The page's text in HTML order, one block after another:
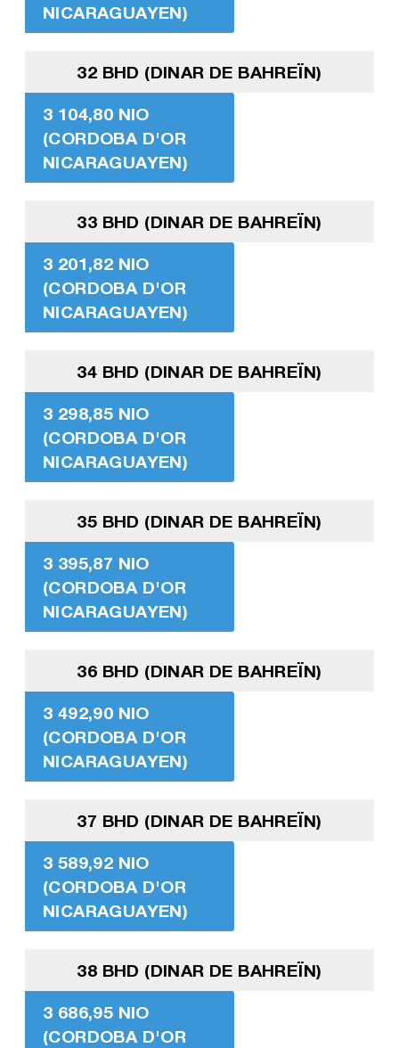
NICARAGUAYEN)
32 BHD (DINAR DE BAHREÏN)
3 104,80 NIO
(CORDOBA D'OR
NICARAGUAYEN)
33 BHD (DINAR DE BAHREÏN)
3 201,82 NIO
(CORDOBA D'OR
NICARAGUAYEN)
34 BHD (DINAR DE BAHREÏN)
3 298,85 NIO
(CORDOBA D'OR
NICARAGUAYEN)
35 BHD (DINAR DE BAHREÏN)
3 395,87 NIO
(CORDOBA D'OR
NICARAGUAYEN)
36 BHD (DINAR DE BAHREÏN)
3 492,90 NIO
(CORDOBA D'OR
NICARAGUAYEN)
37 BHD (DINAR DE BAHREÏN)
3 589,92 NIO
(CORDOBA D'OR
NICARAGUAYEN)
38 BHD (DINAR DE BAHREÏN)
3 686,95 NIO
(CORDOBA D'OR